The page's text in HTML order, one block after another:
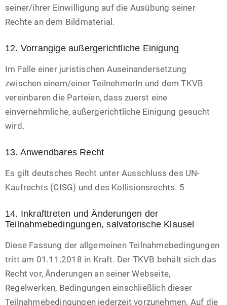
seiner/ihrer Einwilligung auf die Ausübung seiner
Rechte an dem Bildmaterial.
12. Vorrangige außergerichtliche Einigung
Im Falle einer juristischen Auseinandersetzung
zwischen einem/einer TeilnehmerIn und dem TKVB
vereinbaren die Parteien, dass zuerst eine
einvernehmliche, außergerichtliche Einigung gesucht
wird.
13. Anwendbares Recht
Es gilt deutsches Recht unter Ausschluss des UN-
Kaufrechts (CISG) und des Kollisionsrechts. 5
14. Inkrafttreten und Änderungen der
Teilnahmebedingungen, salvatorische Klausel
Diese Fassung der allgemeinen Teilnahmebedingungen
tritt am 01.11.2018 in Kraft. Der TKVB behält sich das
Recht vor, Änderungen an seiner Webseite,
Regelwerken, Bedingungen einschließlich dieser
Teilnahmebedingungen jederzeit vorzunehmen. Auf die